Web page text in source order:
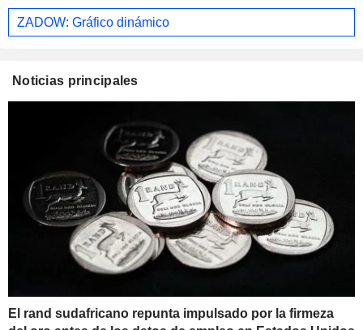
ZADOW: Gráfico dinámico
Noticias principales
El rand sudafricano repunta impulsado por la firmeza